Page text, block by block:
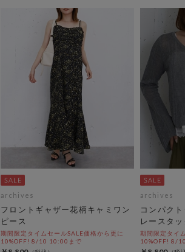
archives
フロントギャザー花柄キャミワン
ピース
期間限定タイムセールSALE価格から更に
10%OFF! 8/10 10:00まで
archives
コンパク
レースタ
期間限定タイ
10%OFF! 8/